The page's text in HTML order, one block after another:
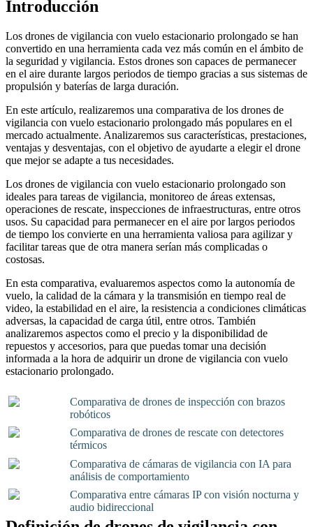
Introducción
Los drones de vigilancia con vuelo estacionario prolongado se han
convertido en una herramienta cada vez más común en el ámbito de
la seguridad y vigilancia. Estos drones son capaces de permanecer
en el aire durante largos periodos de tiempo gracias a sus sistemas de
propulsión y baterías de larga duración.
En este artículo, realizaremos una comparativa de los drones de
vigilancia con vuelo estacionario prolongado más populares en el
mercado actualmente. Analizaremos sus características, prestaciones,
ventajas y desventajas, con el objetivo de ayudarte a elegir el drone
que mejor se adapte a tus necesidades.
Los drones de vigilancia con vuelo estacionario prolongado son
ideales para tareas de vigilancia, monitoreo de áreas extensas,
operaciones de rescate, inspecciones de infraestructuras, entre otros
usos. Su capacidad para permanecer en el aire por largos periodos
de tiempo los convierte en una herramienta valiosa para agilizar y
facilitar tareas que de otra manera serían más complicadas o
costosas.
En esta comparativa, evaluaremos aspectos como la autonomía de
vuelo, la calidad de la cámara y la transmisión en tiempo real de
video, la estabilidad en el aire, la resistencia a condiciones climáticas
adversas, la capacidad de carga útil, entre otros. También
analizaremos aspectos como el precio y la disponibilidad de
repuestos y accesorios, para que puedas tomar una decisión
informada a la hora de adquirir un drone de vigilancia con vuelo
estacionario prolongado.
Comparativa de drones de inspección con brazos
robóticos
Comparativa de drones de rescate con detectores
térmicos
Comparativa de cámaras de vigilancia con IA para
análisis de comportamiento
Comparativa entre cámaras IP con visión nocturna y
audio bidireccional